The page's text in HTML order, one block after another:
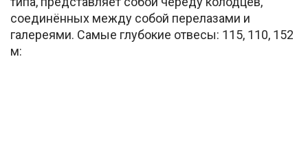
соединённых между собой перелазами и
галереями. Самые глубокие отвесы: 115, 110, 152
м: